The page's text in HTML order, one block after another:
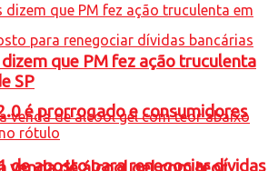
é prorrogado e consumidores
de agosto para renegociar dívidas
que PM fez ação truculenta
SP